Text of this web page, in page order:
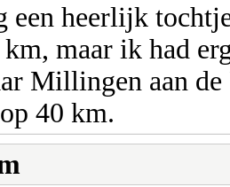
een heerlijk
maar ik had
Millingen aan
40 km.